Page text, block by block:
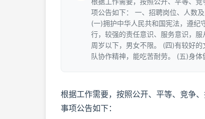
项公告如下： 一、招聘岗位、人数
(一)拥护中华人民共和国宪法，遵纪
行，较强的责任意识、服务意识，
周岁以下，男女不限。 (四)有较好
队协作精神，能吃苦耐劳。 (五)身体
根据工作需要，按照公开、平等、竞争
事项公告如下：